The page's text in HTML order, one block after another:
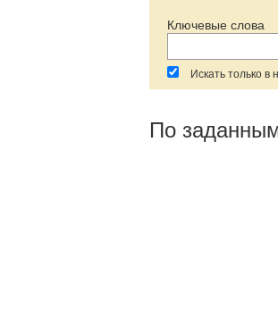
Ключевые слова
Искать только в
По